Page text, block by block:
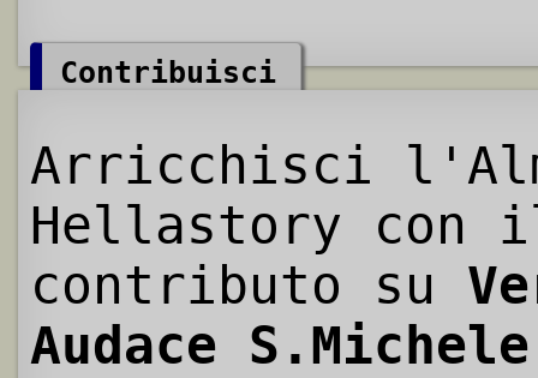
Contribuisci
Arricchisci
Hellastory con
contributo su
Audace S.Michele